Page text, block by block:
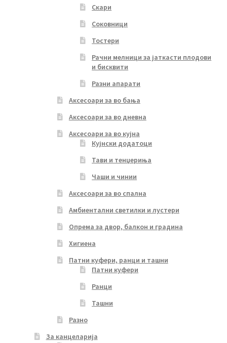
Скари
Соковници
Тостери
Рачни мелници за јаткасти плодови
и бисквити
Разни апарати
Аксесоари за во бања
Аксесоари за во дневна
Аксесоари за во кујна
Кујнски додатоци
Тави и тенџериња
Чаши и чинии
Аксесоари за во спална
Амбиентални светилки и лустери
Опрема за двор, балкон и градина
Хигиена
Патни куфери, ранци и ташни
Патни куфери
Ранци
Ташни
Разно
За канцеларија